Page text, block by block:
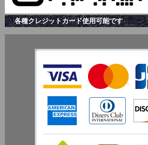
各種クレジットカード使用可能です